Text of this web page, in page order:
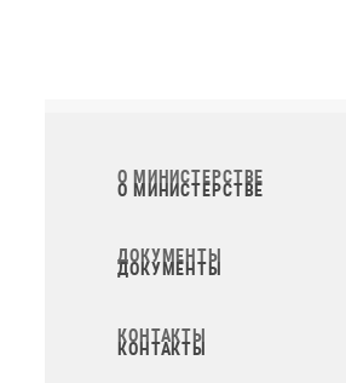
О МИНИСТЕРСТВЕ
ДОКУМЕНТЫ
КОНТАКТЫ